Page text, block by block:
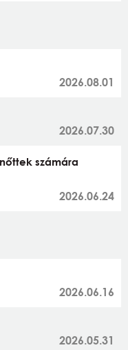
2026.08.01
2026.07.30
számára
2026.06.24
2026.06.16
2026.05.31